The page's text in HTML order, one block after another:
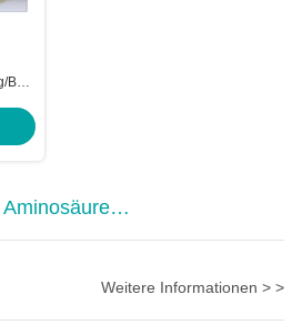
Weitere Informationen > >